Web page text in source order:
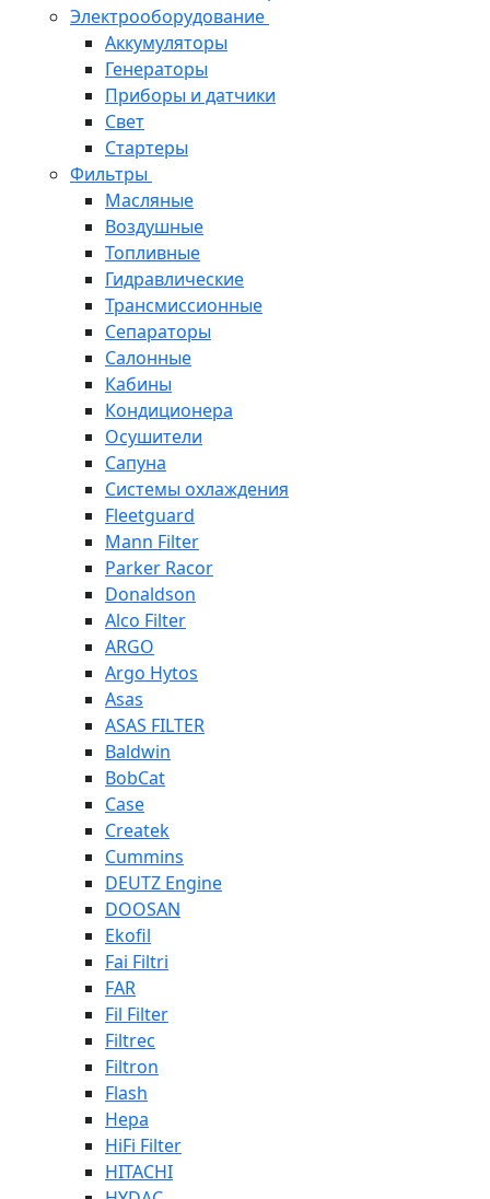
Электрооборудование
Аккумуляторы
Генераторы
Приборы и датчики
Свет
Стартеры
Фильтры
Масляные
Воздушные
Топливные
Гидравлические
Трансмиссионные
Сепараторы
Салонные
Кабины
Кондиционера
Осушители
Сапуна
Системы охлаждения
Fleetguard
Mann Filter
Parker Racor
Donaldson
Alco Filter
ARGO
Argo Hytos
Asas
ASAS FILTER
Baldwin
BobCat
Case
Createk
Cummins
DEUTZ Engine
DOOSAN
Ekofil
Fai Filtri
FAR
Fil Filter
Filtrec
Filtron
Flash
Hepa
HiFi Filter
HITACHI